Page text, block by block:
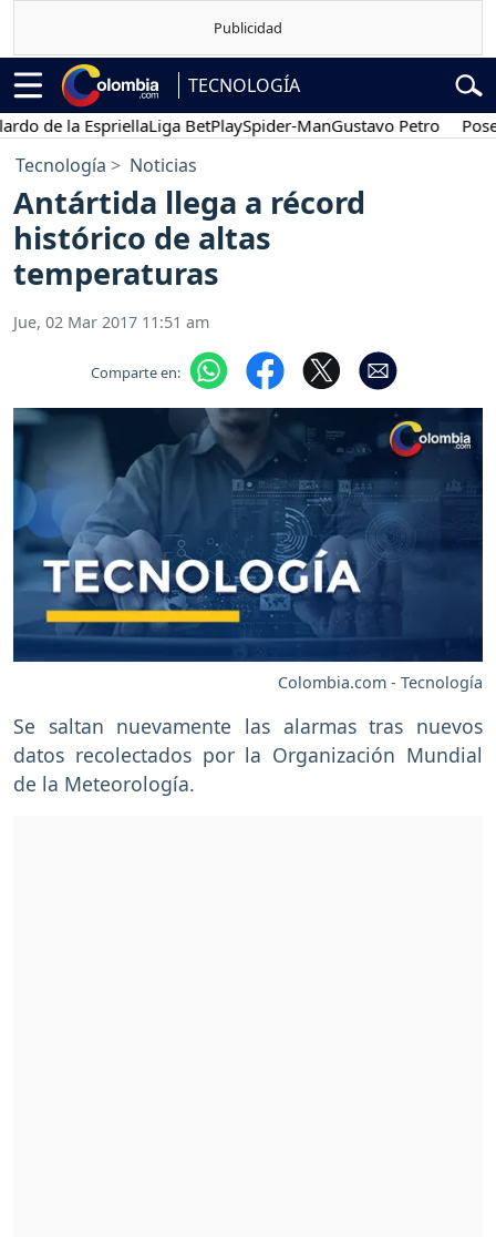
TECNOLOGÍA
de la EspriellaLiga BetPlaySpider-ManGustavo Petro
Tecnología Noticias
Antártida llega a récord
histórico de altas
temperaturas
Jue, 02 Mar 2017 11:51 am
Comparte en:
Colombia.com - Tecnología
Se saltan nuevamente las alarmas tras nuevos
datos recolectados por la Organización Mundial
de la Meteorología.